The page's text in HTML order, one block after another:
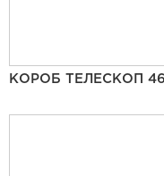
КОРОБ ТЕЛЕСКОП